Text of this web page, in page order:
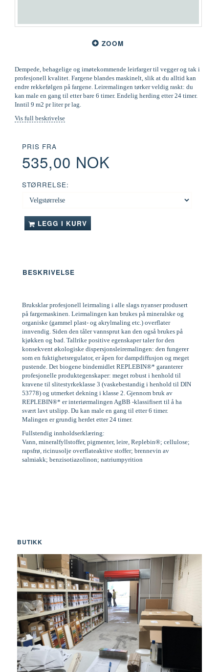
ZOOM
Dempede, behagelige og imøtekommende leirfarger til vegger og tak i
profesjonell kvalitet. Fargene blandes maskinelt, slik at du alltid kan
endre rekkefølgen på fargene. Leiremalingen tørker veldig raskt: du
kan male en gang til etter bare 6 timer. Endelig herding etter 24 timer.
Inntil 9 m2 pr liter pr lag.
Vis full beskrivelse
PRIS FRA
535,00 NOK
STØRRELSE:
LEGG I KURV
BESKRIVELSE
Bruksklar profesjonell leirmaling i alle slags nyanser produsert
på fargemaskinen. Leirmalingen kan brukes på mineralske og
organiske (gammel plast- og akrylmaling etc.) overflater
innvendig. Siden den tåler vannsprut kan den også brukes på
kjøkken og bad. Tallrike positive egenskaper taler for den
konsekvent økologiske dispersjonsleiremalingen: den fungerer
som en fuktighetsregulator, er åpen for dampdiffusjon og meget
pustende. Det biogene bindemidlet REPLEBIN®* garanterer
profesjonelle produktegenskaper: meget robust i henhold til
kravene til slitestyrkeklasse 3 (vaskebestandig i henhold til DIN
53778) og utmerket dekning i klasse 2. Gjennom bruk av
REPLEBIN®* er interiørmalingen AgBB -klassifisert til å ha
svært lavt utslipp. Du kan male en gang til etter 6 timer.
Malingen er grundig herdet etter 24 timer.
Fullstendig innholdserklæring:
Vann, mineralfyllstoffer, pigmenter, leire, Replebin®; cellulose;
rapsfrø, ricinusolje overflateaktive stoffer; brennevin av
salmiakk; benzisotiazolinon; natriumpyrition
BUTIKK